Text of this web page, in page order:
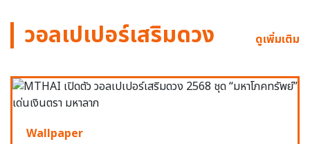
วอลเปเปอร์เสริมดวง ดูเพิ่มเติม
Wallpaper